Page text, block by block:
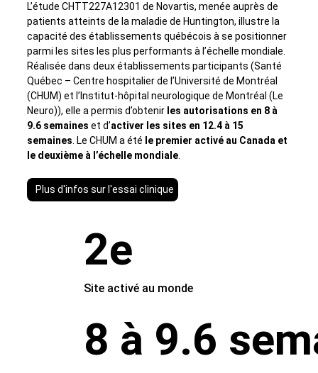
L’étude CHTT227A12301 de Novartis, menée auprès de
patients atteints de la maladie de Huntington, illustre la
capacité des établissements québécois à se positionner
parmi les sites les plus performants à l’échelle mondiale.
Réalisée dans deux établissements participants (Santé
Québec – Centre hospitalier de l’Université de Montréal
(CHUM) et l’Institut-hôpital neurologique de Montréal (Le
Neuro)), elle a permis d’obtenir les autorisations en 8 à
9.6 semaines et d’activer les sites en 12.4 à 15
semaines. Le CHUM a été le premier activé au Canada et
le deuxième à l’échelle mondiale.
Plus d'infos sur l'essai clinique
2e
Site activé au monde
8 à 9.6